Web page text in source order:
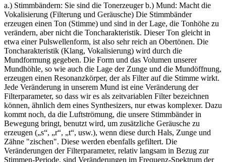
a.) Stimmbändern: Sie sind die Tonerzeuger b.) Mund: Macht die
Vokalisierung (Filterung und Geräusche) Die Stimmbänder
erzeugen einen Ton (Stimme) und sind in der Lage, die Tonhöhe zu
verändern, aber nicht die Toncharakteristik. Dieser Ton gleicht in
etwa einer Pulswellenform, ist also sehr reich an Obertönen. Die
Toncharakteristik (Klang, Vokalisierung) wird durch die
Mundformung gegeben. Die Form und das Volumen unserer
Mundhöhle, so wie auch die Lage der Zunge und die Mundöffnung,
erzeugen einen Resonanzkörper, der als Filter auf die Stimme wirkt.
Jede Veränderung in unserem Mund ist eine Veränderung der
Filterparameter, so dass wir es als zeitvariablen Filter bezeichnen
können, ähnlich dem eines Synthesizers, nur etwas komplexer. Dazu
kommt noch, da die Luftströmung, die unsere Stimmbänder in
Bewegung bringt, benutzt wird, um zusätzliche Geräusche zu
erzeugen („s“, „r“, „t“, usw.), wenn diese durch Hals, Zunge und
Zähne "zischen". Diese werden ebenfalls gefiltert. Die
Veränderungen der Filterparameter, relativ langsam in Bezug zur
Stimmen-Periode, sind Veränderungen im Frequenz-Spektrum der